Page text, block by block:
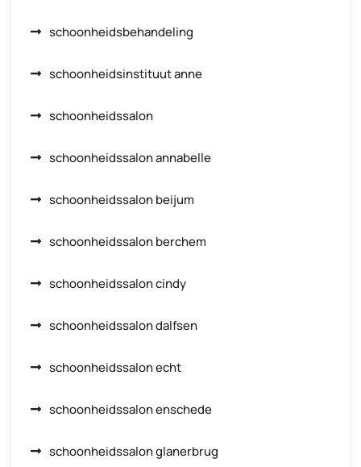
schoonheidsbehandeling
schoonheidsinstituut anne
schoonheidssalon
schoonheidssalon annabelle
schoonheidssalon beijum
schoonheidssalon berchem
schoonheidssalon cindy
schoonheidssalon dalfsen
schoonheidssalon echt
schoonheidssalon enschede
schoonheidssalon glanerbrug